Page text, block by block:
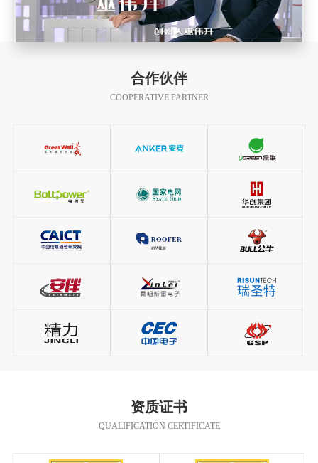
合作伙伴
COOPERATIVE PARTNER
资质证书
QUALIFICATION CERTIFICATE